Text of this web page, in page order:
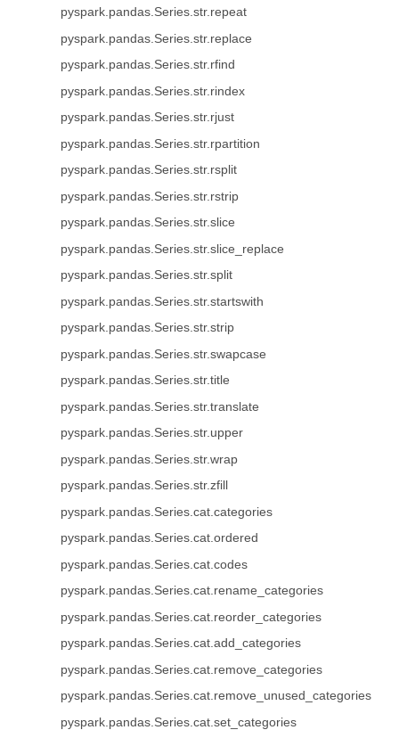
pyspark.pandas.Series.str.repeat
pyspark.pandas.Series.str.replace
pyspark.pandas.Series.str.rfind
pyspark.pandas.Series.str.rindex
pyspark.pandas.Series.str.rjust
pyspark.pandas.Series.str.rpartition
pyspark.pandas.Series.str.rsplit
pyspark.pandas.Series.str.rstrip
pyspark.pandas.Series.str.slice
pyspark.pandas.Series.str.slice_replace
pyspark.pandas.Series.str.split
pyspark.pandas.Series.str.startswith
pyspark.pandas.Series.str.strip
pyspark.pandas.Series.str.swapcase
pyspark.pandas.Series.str.title
pyspark.pandas.Series.str.translate
pyspark.pandas.Series.str.upper
pyspark.pandas.Series.str.wrap
pyspark.pandas.Series.str.zfill
pyspark.pandas.Series.cat.categories
pyspark.pandas.Series.cat.ordered
pyspark.pandas.Series.cat.codes
pyspark.pandas.Series.cat.rename_categories
pyspark.pandas.Series.cat.reorder_categories
pyspark.pandas.Series.cat.add_categories
pyspark.pandas.Series.cat.remove_categories
pyspark.pandas.Series.cat.remove_unused_categories
pyspark.pandas.Series.cat.set_categories